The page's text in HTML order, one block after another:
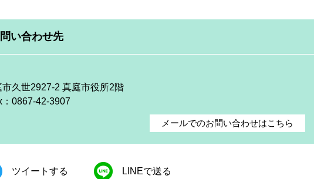
い合わせ先
市久世2927-2 真庭市役所2階
：0867-42-3907
メールでのお問い合わせはこちら
ツイートする LINEで送る